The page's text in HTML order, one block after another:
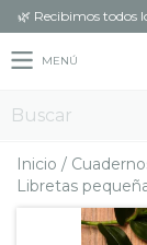
🌿 Recibimos todos
MENÚ
Inicio /
Libretas